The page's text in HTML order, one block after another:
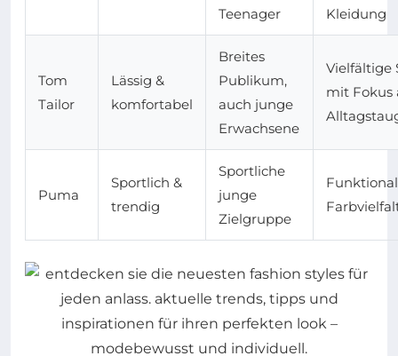
Teenager
Kleidung
Tom
Tailor
Lässig &
komfortabel
Breites
Publikum,
auch junge
Erwachsene
Vielfältige
mit Fokus
Puma
Sportlich &
trendig
Sportliche
junge
Zielgruppe